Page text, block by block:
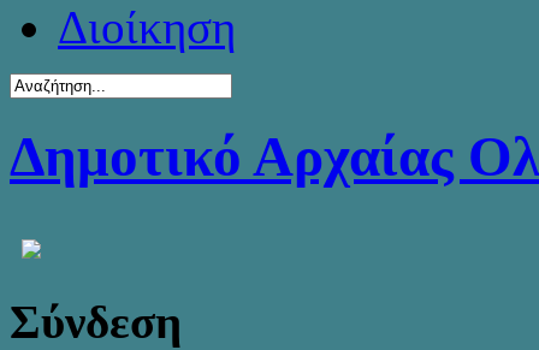
Διοίκηση
Δημοτικό Αρχαίας
Σύνδεση